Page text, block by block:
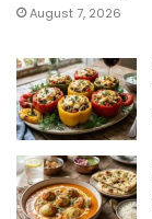
August 7, 2026